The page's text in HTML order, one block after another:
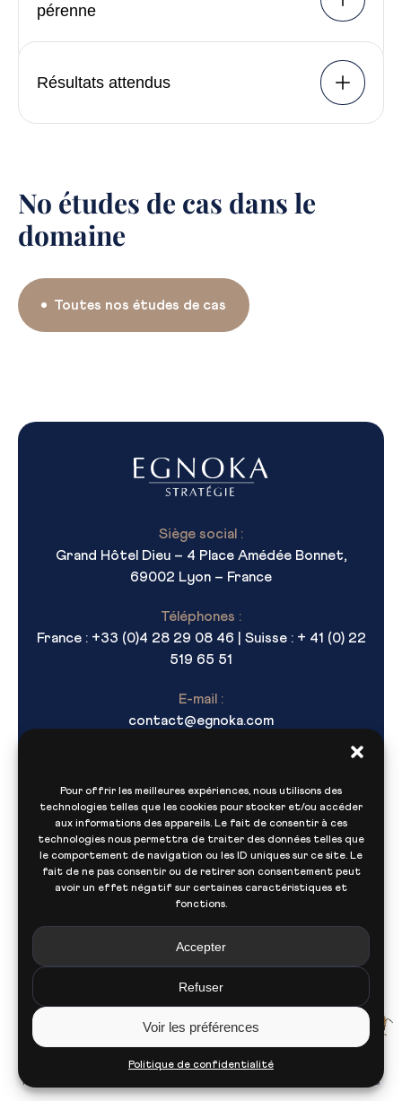
Pour offrir les meilleures expériences, nous utilisons des
technologies telles que les cookies pour stocker et/ou accéder
aux informations des appareils. Le fait de consentir à ces
technologies nous permettra de traiter des données telles que
le comportement de navigation ou les ID uniques sur ce site. Le
fait de ne pas consentir ou de retirer son consentement peut
avoir un effet négatif sur certaines caractéristiques et
fonctions.
Accepter
Refuser
Voir les préférences
Politique de confidentialité
pérenne
Résultats attendus
No études de cas dans le
domaine
Toutes nos études de cas
Siège social :
Grand Hôtel Dieu – 4 Place Amédée Bonnet,
69002 Lyon – France
Téléphones :
France : +33 (0)4 28 29 08 46 | Suisse : + 41 (0) 22
519 65 51
E-mail :
contact@egnoka.com
Navigation
Nous contacter
© CopyrightEgnoka
2026 - Tous droits réservés.
Politique de confidentialité
Mentions légales